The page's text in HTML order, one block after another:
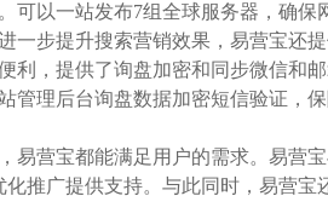
可以一站发布7组全球服务器，确保
一步提升搜索营销效果，易营宝还
利，提供了询盘加密和同步微信和
管理后台询盘数据加密短信验证，保
营宝都能满足用户的需求。易营宝
推广提供支持。与此同时，易营宝